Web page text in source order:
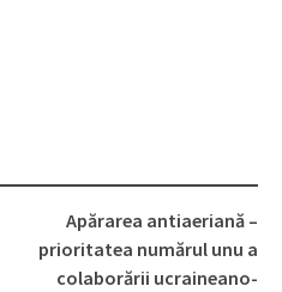
Apărarea antiaeriană –
prioritatea numărul unu a
colaborării ucraineano-